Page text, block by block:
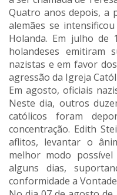
Quatro anos depois, a
alemães se
Holanda. Em julho de
holandeses emitiram
nazistas e em favor
agressão da Igreja
Em agosto, oficiais
Neste dia, outros
católicos foram
concentração. Edith
aflitos, levantar o
melhor modo possível
alguns dias,
conformidade a